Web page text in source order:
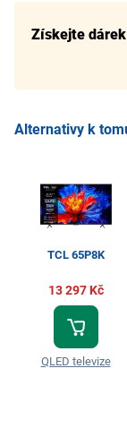
Získejte
Alternativy k
TCL 65P8K
13 297 Kč
QLED televize